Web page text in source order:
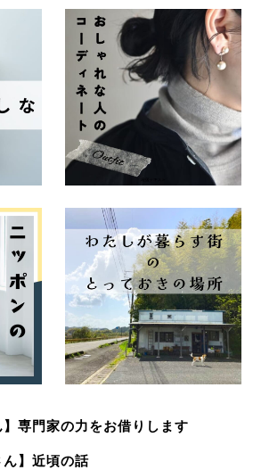
】専門家の力をお借りします
ん】近頃の話